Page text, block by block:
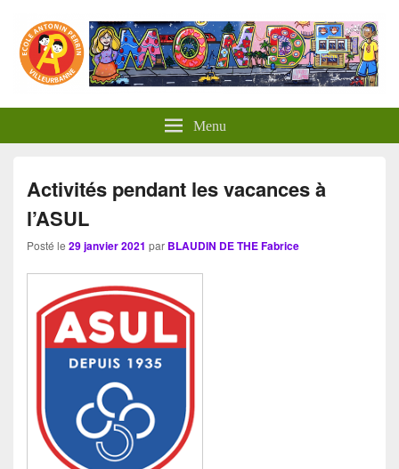
Menu
Activités pendant les vacances à
l’ASUL
Posté le 29 janvier 2021 par BLAUDIN DE THE Fabrice